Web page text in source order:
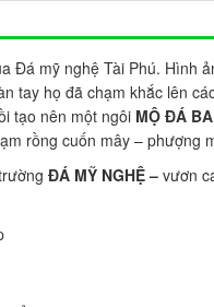
Đá mỹ nghệ Tài Phú. Hình
tay họ đã chạm khắc lên
tạo nên một ngôi MỘ ĐÁ
rồng cuốn mây – phượng
ĐÁ MỸ NGHỆ – vươn